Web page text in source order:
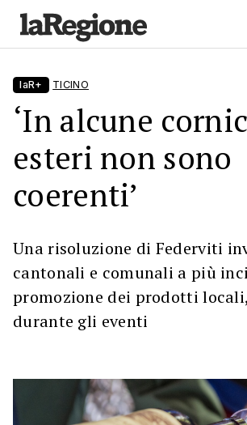
laR+ TICINO
‘In alcune
esteri non sono
coerenti’
Una risoluzione di Federviti
cantonali e comunali a più
promozione dei prodotti
durante gli eventi